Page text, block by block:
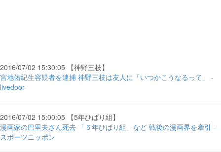
2016/07/02 15:30:05 【神野三枝】
宮地佑紀生容疑者を逮捕 神野三枝は友人に「いつかこうなるって」 -
livedoor
2016/07/02 15:00:05 【5年ひばり組】
漫画家の巴里夫さん死去 「５年ひばり組」など 戦後の漫画界を牽引 -
スポーツニッポン